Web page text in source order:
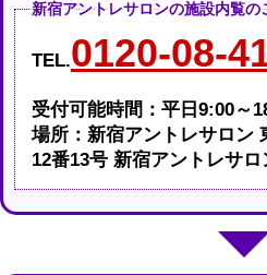
新宿アントレサロンの施設内覧の
TEL.0120-08-
受付可能時間：平日9:00～
場所：新宿アントレサロン
12番13号 新宿アントレサロ